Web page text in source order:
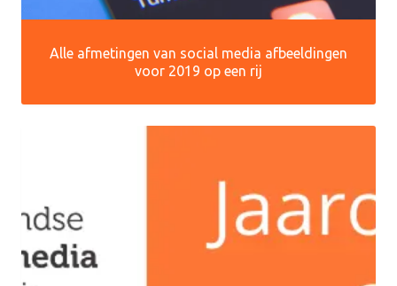
Alle afmetingen van social media afbeeldingen
voor 2019 op een rij